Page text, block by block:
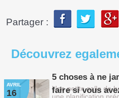
Partager :
Découvrez
AVRIL
16
5 choses à ne
faire si vous
Une petite salle de